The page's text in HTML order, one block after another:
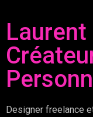
Laurent
Designer freelance